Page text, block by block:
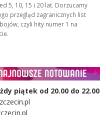
5, 10, 15 i 20 lat. Dorzucamy
przegląd zagranicznych list
czyli hity numer 1 na
piątek od 20.00 do 22.00